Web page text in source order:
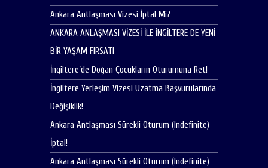
Ankara Antlaşması Vizesi İptal Mi?
ANKARA ANLAŞMASI VİZESİ İLE İNGİLTERE DE YENİ
BİR YAŞAM FIRSATI
İngiltere’de Doğan Çocukların Oturumuna Ret!
İngiltere Yerleşim Vizesi Uzatma Başvurularında
Değişiklik!
Ankara Antlaşması Sürekli Oturum (Indefinite)
İptal!
Ankara Antlaşması Sürekli Oturum (Indefinite)